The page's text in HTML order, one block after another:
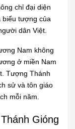
chỉ đại diện
biểu tượng của
dân Việt.
Nam không
ở miền Nam
Tượng Thánh
sử và tôn giáo
mỗi năm.
Gióng